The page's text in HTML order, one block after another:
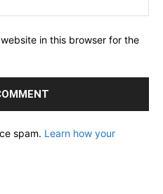
in this browser for the
spam. Learn how your